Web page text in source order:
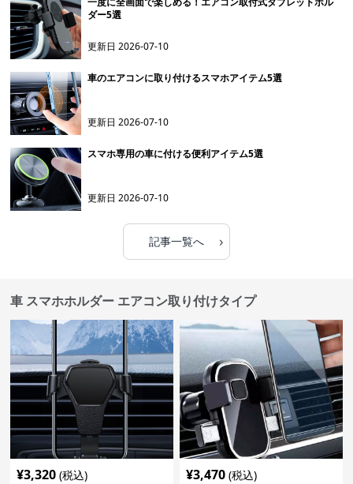
ダー5選
更新日2026-07-10
車のエアコンに取り付けるスマホアイテム5選
更新日2026-07-10
スマホ専用の車に付ける便利アイテム5選
更新日2026-07-10
記事一覧へ ›
車 スマホホルダー エアコン取り付けタイプ
¥3,320 (税込) ¥3,470 (税込)